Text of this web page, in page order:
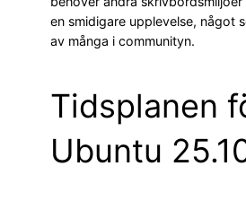
en smidigare upplevelse, något
av många i communityn.
Tidsplanen
Ubuntu